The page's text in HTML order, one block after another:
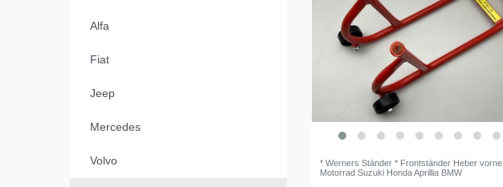
Alfa
Fiat
Jeep
Mercedes
Volvo
* Werners Ständer * Frontständer Heber vorne
Motorrad Suzuki Honda Aprillia BMW